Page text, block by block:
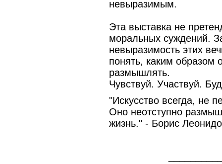
невыразимым.
Эта выставка не
моральных суждений.
невыразимость этих
понять, каким
размышлять.
Чувствуй. Участвуй.
"Искусство всегда, не
Оно неотступно
жизнь." - Борис